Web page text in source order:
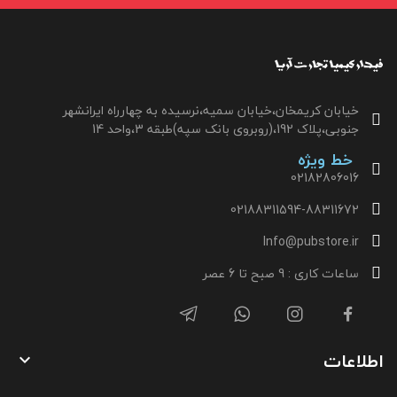
خیابان کریمخان،خیابان سمیه،نرسیده به چهارراه ایرانشهر
جنوبی،پلاک 192،(روبروی بانک سپه)طبقه 3،واحد 14
خط ویژه
02182806016
02188311594-88311672
Info@pubstore.ir
ساعات کاری : 9 صبح تا 6 عصر
اطلاعات 